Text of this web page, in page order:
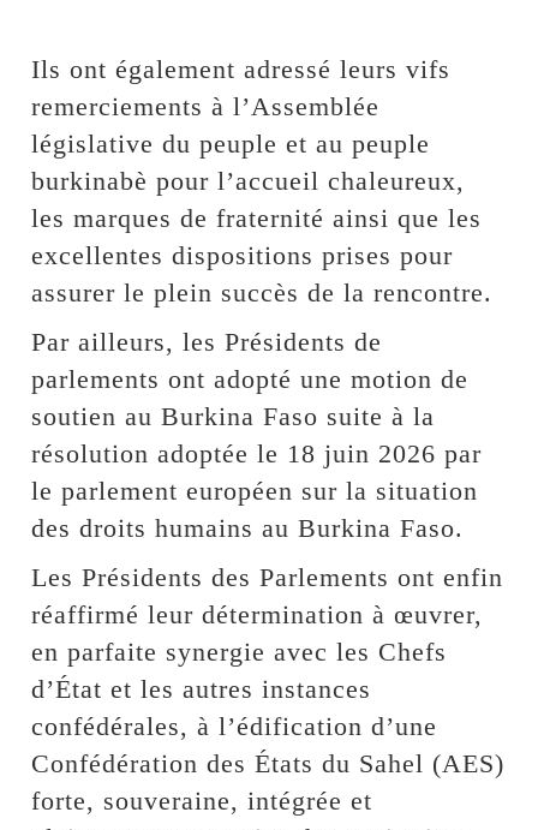
Ils ont également adressé leurs vifs
remerciements à l’Assemblée
législative du peuple et au peuple
burkinabè pour l’accueil chaleureux,
les marques de fraternité ainsi que les
excellentes dispositions prises pour
assurer le plein succès de la rencontre.
Par ailleurs, les Présidents de
parlements ont adopté une motion de
soutien au Burkina Faso suite à la
résolution adoptée le 18 juin 2026 par
le parlement européen sur la situation
des droits humains au Burkina Faso.
Les Présidents des Parlements ont enfin
réaffirmé leur détermination à œuvrer,
en parfaite synergie avec les Chefs
d’État et les autres instances
confédérales, à l’édification d’une
Confédération des États du Sahel (AES)
forte, souveraine, intégrée et